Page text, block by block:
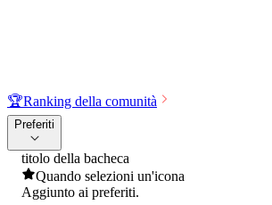
🏆Ranking della comunità
Preferiti
titolo della bacheca
Quando selezioni un'icona
Aggiunto ai preferiti.